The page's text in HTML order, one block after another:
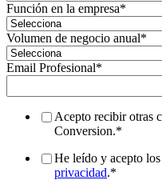
Función en la empresa*
Volumen de negocio anual*
Email Profesional*
Acepto recibir otras
Conversion.*
He leído y acepto
privacidad.*